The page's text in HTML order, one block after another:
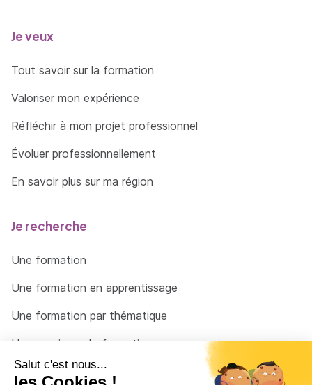
Je veux
Tout savoir sur la formation
Valoriser mon expérience
Réfléchir à mon projet professionnel
Évoluer professionnellement
En savoir plus sur ma région
Je recherche
Une formation
Une formation en apprentissage
Une formation par thématique
Un organisme de formation
Un conseiller